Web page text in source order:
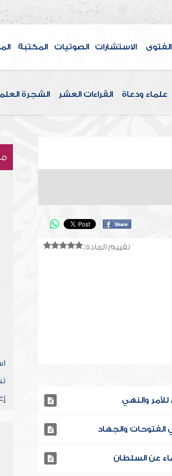
الفتوى الاستشارات الصوتيات المكتبة
علماء ودعاة القراءات العشر الشجرة
تقييم المادة: